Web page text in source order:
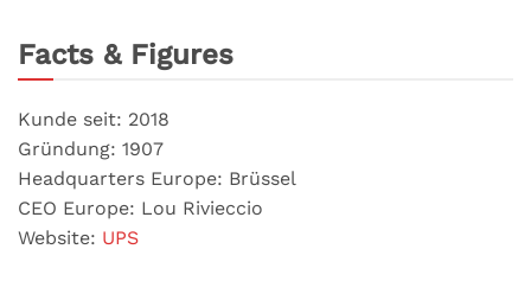
Facts & Figures
Kunde seit: 2018
Gründung: 1907
Headquarters Europe: Brüssel
CEO Europe: Lou Rivieccio
Website: UPS